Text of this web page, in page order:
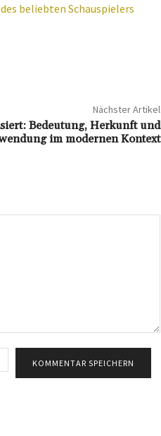
beliebten Schauspielers
Nächster Artikel
Bedeutung, Herkunft und
im modernen Kontext
Mail:*